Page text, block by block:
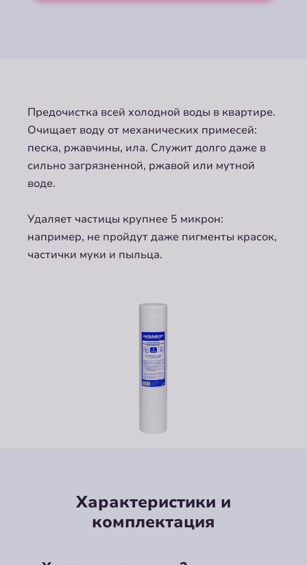
Предочистка всей холодной воды в квартире.
Очищает воду от механических примесей:
песка, ржавчины, ила. Служит долго даже в
сильно загрязненной, ржавой или мутной
воде.
Удаляет частицы крупнее 5 микрон:
например, не пройдут даже пигменты красок,
частички муки и пыльца.
Характеристики и
комплектация